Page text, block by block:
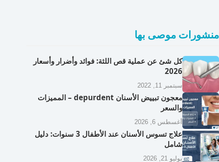
منشورات موصى بها
كل شئ عن عملية قص اللثة: فوائد وأضرار وأسعار
2026
سبتمبر 11, 2022
معجون تبييض الأسنان depurdent – المميزات
والسعر
أغسطس 6, 2026
علاج تسوس الأسنان عند الأطفال 3 سنوات: دليل
شامل
يوليو 21, 2026